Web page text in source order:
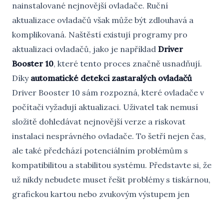
nainstalované nejnovější ovladače. Ruční
aktualizace ovladačů však může být zdlouhavá a
komplikovaná. Naštěstí existují programy pro
aktualizaci ovladačů, jako je například Driver
Booster 10, které tento proces značně usnadňují.
Díky automatické detekci zastaralých ovladačů
Driver Booster 10 sám rozpozná, které ovladače v
počítači vyžadují aktualizaci. Uživatel tak nemusí
složitě dohledávat nejnovější verze a riskovat
instalaci nesprávného ovladače. To šetří nejen čas,
ale také předchází potenciálním problémům s
kompatibilitou a stabilitou systému. Představte si, že
už nikdy nebudete muset řešit problémy s tiskárnou,
grafickou kartou nebo zvukovým výstupem jen